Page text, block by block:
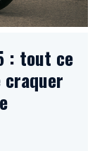
: tout ce